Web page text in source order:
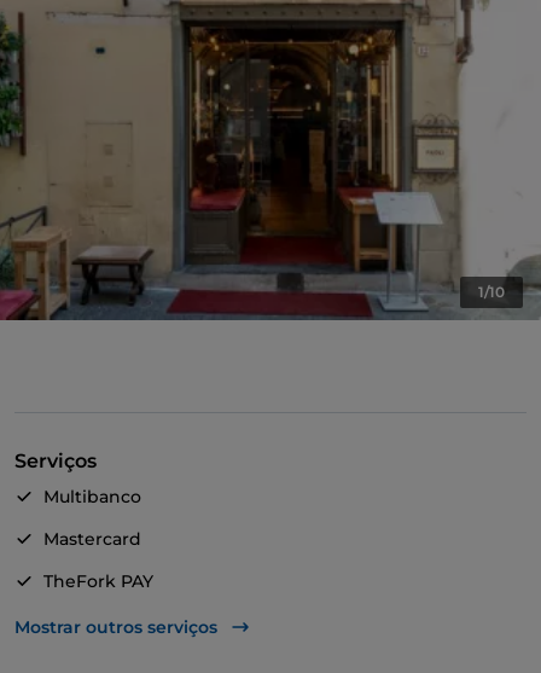
1/10
Serviços
Multibanco
Mastercard
TheFork PAY
UnionPay via TheFork PAY
Mostrar outros serviços